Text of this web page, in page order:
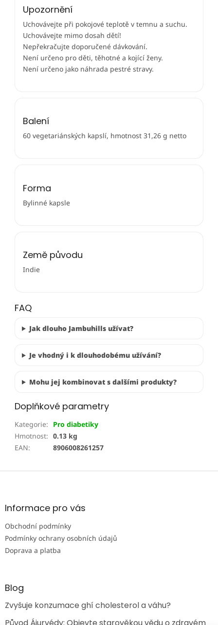
Upozornění
Uchovávejte při pokojové teplotě v temnu a suchu.
Uchovávejte mimo dosah dětí!
Nepřekračujte doporučené dávkování.
Není určeno pro děti, těhotné a kojící ženy.
Není určeno jako náhrada pestré stravy.
Balení
60 vegetariánských kapslí, hmotnost 31,26 g netto
Forma
Bylinné kapsle
Země původu
Indie
FAQ
Jak dlouho Jambuhills užívat?
Je vhodný i k dlouhodobému užívání?
Mohu jej kombinovat s dalšími produkty?
Doplňkové parametry
Kategorie:
Pro diabetiky
Hmotnost: 0.13 kg
EAN: 8906008261257
Z
aInformace pro vás
Obchodní podmínky
Podmínky ochrany osobních údajů
Doprava a platba
Blog
Zvyšuje konzumace ghí cholesterol a váhu?
Původ Ájurvédy: Objevte starověkou vědu o zdravém